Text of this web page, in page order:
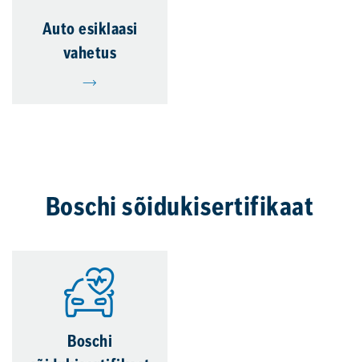
Auto esiklaasi
vahetus
Boschi sõidukisertifikaat
Boschi